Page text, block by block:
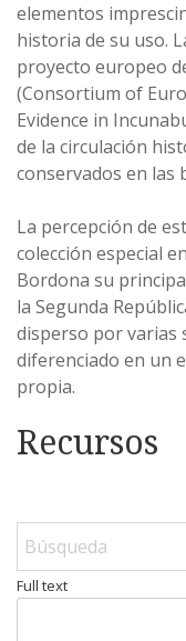
elementos
historia de su uso.
proyecto europeo
(Consortium of
Evidence in
de la circulación
conservados en las
La percepción de
colección especial
Bordona su
la Segunda
disperso por varias
diferenciado en un
propia.
Recursos
Full text